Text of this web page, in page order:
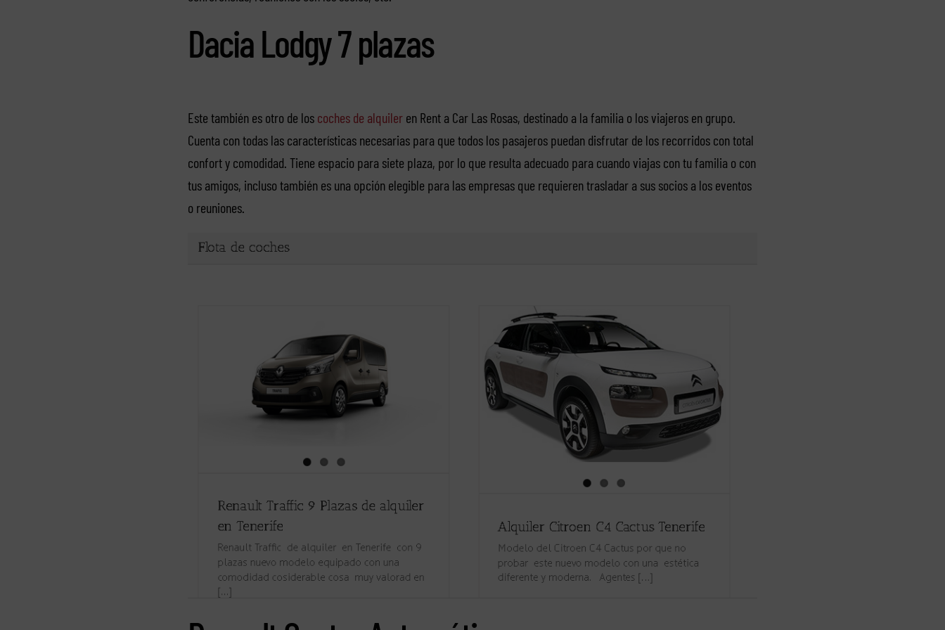
Dacia Lodgy 7 plazas
Este también es otro de los coches de alquileren Rent a Car Las Rosas, destinado a la familia o los viajeros en grupo.
Cuenta con todas las características necesarias para que todos los pasajeros puedan disfrutar de los recorridos con total
confort y comodidad. Tiene espacio para siete plaza, por lo que resulta adecuado para cuando viajas con tu familia o con
tus amigos, incluso también es una opción elegible para las empresas que requieren trasladar a sus socios a los eventos
o reuniones.